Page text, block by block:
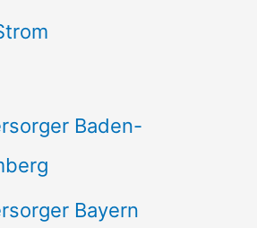
Baden-
Bayern